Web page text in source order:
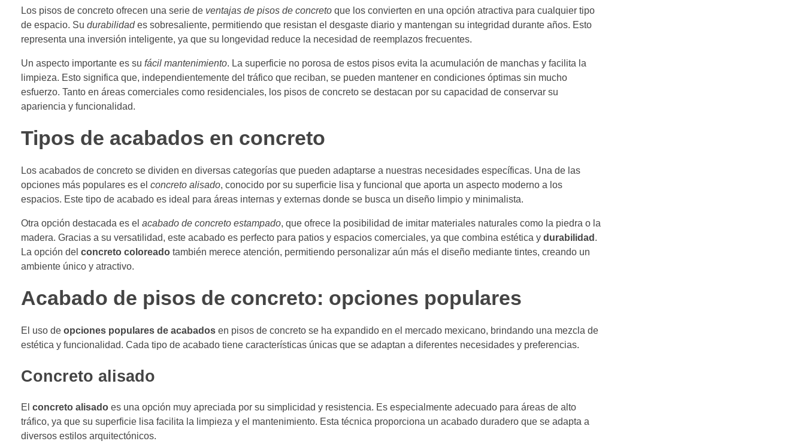
Los pisos de concreto ofrecen una serie de ventajas de pisos de concreto que los convierten en una opción atractiva para cualquier tipo
de espacio. Su durabilidades sobresaliente, permitiendo que resistan el desgaste diario y mantengan su integridad durante años. Esto
representa una inversión inteligente, ya que su longevidad reduce la necesidad de reemplazos frecuentes.
Un aspecto importante es su fácil mantenimiento. La superficie no porosa de estos pisos evita la acumulación de manchas y facilita la
limpieza. Esto significa que, independientemente del tráfico que reciban, se pueden mantener en condiciones óptimas sin mucho
esfuerzo. Tanto en áreas comerciales como residenciales, los pisos de concreto se destacan por su capacidad de conservar su
apariencia y funcionalidad.
Tipos de acabados en concreto
Los acabados de concreto se dividen en diversas categorías que pueden adaptarse a nuestras necesidades específicas. Una de las
opciones más populares es el concreto alisado, conocido por su superficie lisa y funcional que aporta un aspecto moderno a los
espacios. Este tipo de acabado es ideal para áreas internas y externas donde se busca un diseño limpio y minimalista.
Otra opción destacada es el acabado de concreto estampado, que ofrece la posibilidad de imitar materiales naturales como la piedra o la
madera. Gracias a su versatilidad, este acabado es perfecto para patios y espacios comerciales, ya que combina estética y durabilidad .
La opción del concreto coloreado también merece atención, permitiendo personalizar aún más el diseño mediante tintes, creando un
ambiente único y atractivo.
Acabado de pisos de concreto: opciones populares
El uso de opciones populares de acabados en pisos de concreto se ha expandido en el mercado mexicano, brindando una mezcla de
estética y funcionalidad. Cada tipo de acabado tiene características únicas que se adaptan a diferentes necesidades y preferencias.
Concreto alisado
El concreto alisado es una opción muy apreciada por su simplicidad y resistencia. Es especialmente adecuado para áreas de alto
tráfico, ya que su superficie lisa facilita la limpieza y el mantenimiento. Esta técnica proporciona un acabado duradero que se adapta a
diversos estilos arquitectónicos.